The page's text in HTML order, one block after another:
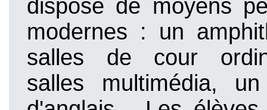
dispose de moyens
modernes : un
salles de cour
salles multimédia,